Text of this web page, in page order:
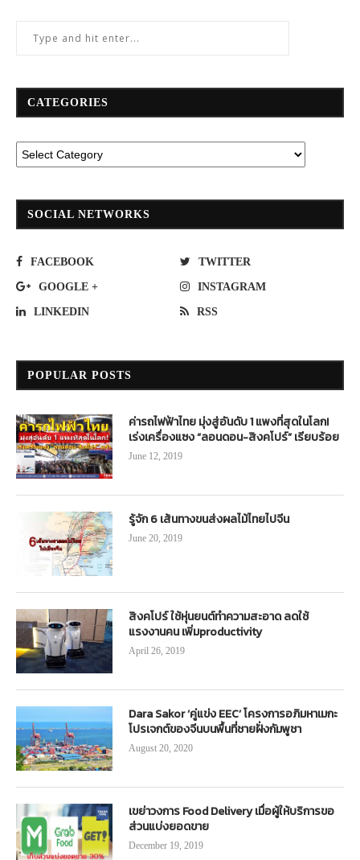
CATEGORIES
SOCIAL NETWORKS
FACEBOOK TWITTER
GOOGLE + INSTAGRAM
LINKEDIN RSS
POPULAR POSTS
ค่ารถไฟฟ้าไทย มุ่งสู่อันดับ 1 แพงที่สุดในโลก!
เร่งเครื่องแซง “ลอนดอน-สิงคโปร์” เรียบร้อย
June 12, 2019
รู้จัก 6 เส้นทางขนส่งผลไม้ไทยไปจีน
June 20, 2019
สิงคโปร์ ใช้หุ่นยนต์ทำความสะอาด ลดใช้
แรงงานคน เพิ่มproductivity
April 26, 2019
Dara Sakor ‘คู่แข่ง EEC’ โครงการอภิมหาเมกะ
โปรเจกต์ของจีนบนพื้นที่ชายฝั่งกัมพูชา
August 20, 2020
เขย่าวงการ Food Delivery เมื่อผู้ให้บริการขอ
ส่วนแบ่งยอดขาย
December 19, 2019